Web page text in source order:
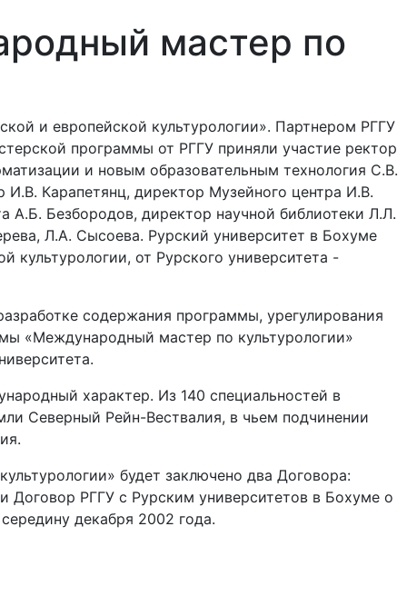
мастер по
и европейской культурологии». Партнером РГГУ
программы от РГГУ приняли участие ректор
и новым образовательным технология С.В.
Карапетянц, директор Музейного центра И.В.
А.Б. Безбородов, директор научной библиотеки Л.Л.
Л.А. Сысоева. Рурский университет в Бохуме
от Рурского университета -
содержания программы, урегулирования
«Международный мастер по культурологии»
характер. Из 140 специальностей в
Северный Рейн-Вествалия, в чьем подчинении
будет заключено два Договора:
РГГУ с Рурским университетов в Бохуме о
декабря 2002 года.